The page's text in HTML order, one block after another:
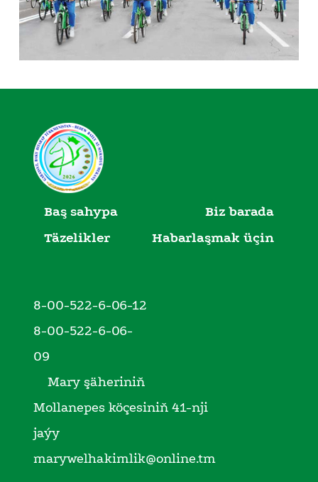
Baş sahypa
Biz barada
Täzelikler
Habarlaşmak üçin
8-00-522-6-06-12
8-00-522-6-06-
09
Mary şäheriniň
Mollanepes köçesiniň 41-nji
jaýy
marywelhakimlik@online.tm